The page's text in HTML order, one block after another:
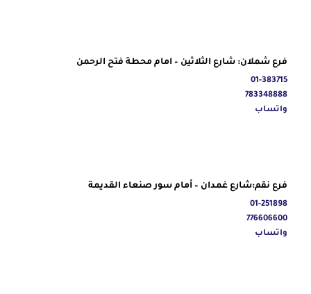
فرع شملان: شارع الثلاثين – امام محطة فتح الرحمن
01-383715
783348888
واتساب
فرع نقم:شارع غمدان – أمام سور صنعاء القديمة
01-251898
776606600
واتساب